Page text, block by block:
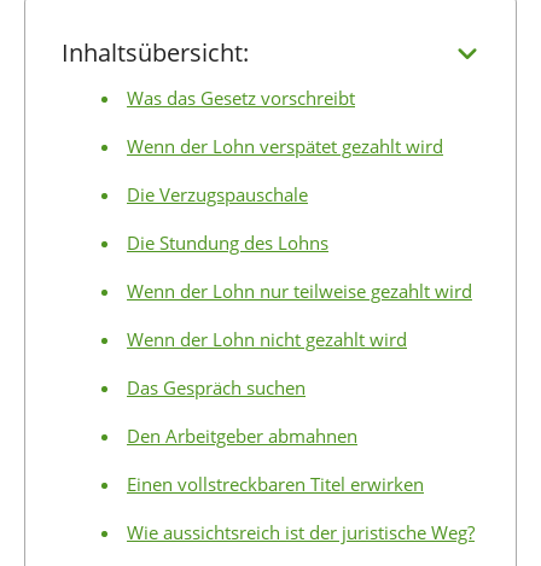
Inhaltsübersicht:
Was das Gesetz vorschreibt
Wenn der Lohn verspätet gezahlt wird
Die Verzugspauschale
Die Stundung des Lohns
Wenn der Lohn nur teilweise gezahlt wird
Wenn der Lohn nicht gezahlt wird
Das Gespräch suchen
Den Arbeitgeber abmahnen
Einen vollstreckbaren Titel erwirken
Wie aussichtsreich ist der juristische Weg?